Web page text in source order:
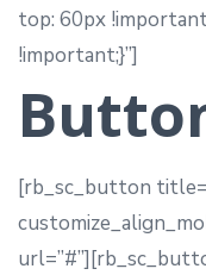
top: 60px
!important;}”]
[rb_sc_button